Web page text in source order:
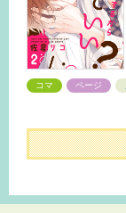
コマ ページ